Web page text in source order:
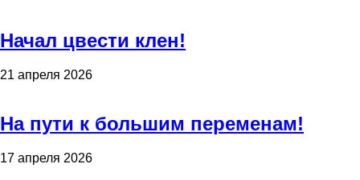
Начал цвести клен!
21 апреля 2026
На пути к большим переменам!
17 апреля 2026